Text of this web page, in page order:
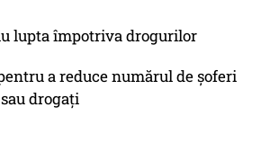
lupta împotriva drogurilor
a reduce numărul de șoferi
drogați